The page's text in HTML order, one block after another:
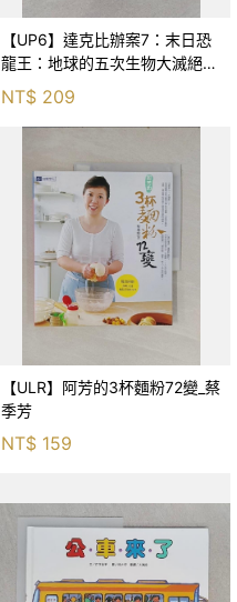
【UP6】達克比辦案7：末日恐
龍王：地球的五次生物大滅絕_
胡妙芬
NT$ 209
【ULR】阿芳的3杯麵粉72變_蔡
季芳
NT$ 159